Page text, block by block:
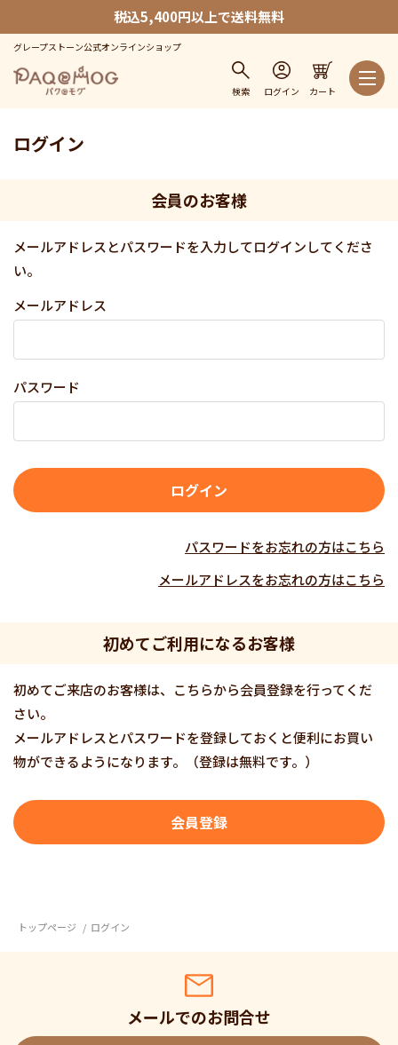
税込5,400円以上で送料無料
グレープストーン公式オンラインショップ
検索 ログイン カート
ログイン
会員のお客様
メールアドレスとパスワードを入力してログインしてくださ
い。
メールアドレス
パスワード
パスワードをお忘れの方はこちら
メールアドレスをお忘れの方はこちら
初めてご利用になるお客様
初めてご来店のお客様は、こちらから会員登録を行ってくだ
さい。
メールアドレスとパスワードを登録しておくと便利にお買い
物ができるようになります。（登録は無料です。）
トップページ ログイン
メールでのお問合せ